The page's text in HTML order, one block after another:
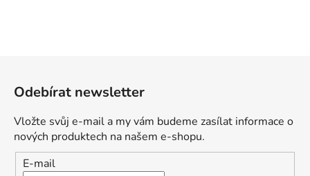
Odebírat newsletter
Vložte svůj e-mail a my vám budeme zasílat informace o
nových produktech na našem e-shopu.
E-mail